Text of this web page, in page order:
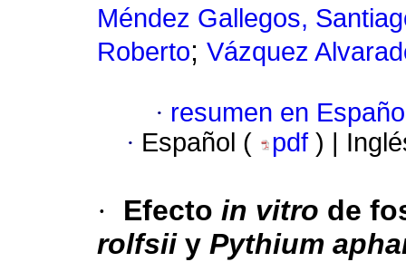
Méndez Gallegos,
Roberto; Vázquez
· resumen en
· Español ( pdf ) |
· Efecto in vitro de
rolfsiiy Pythium